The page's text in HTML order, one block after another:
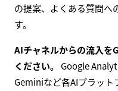
の提案、よくある質問へ
す。
AIチャネルからの流入を
ください。
Google
Geminiなど各AIプラッ